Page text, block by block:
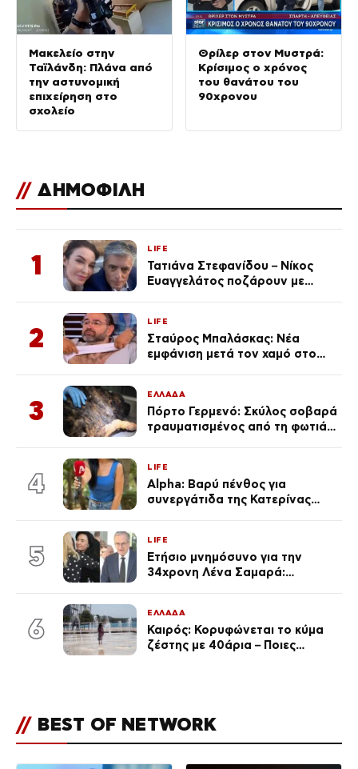
Μακελείο στην
Ταϊλάνδη: Πλάνα από
την αστυνομική
επιχείρηση στο
σχολείο
Θρίλερ στον Μυστρά:
Κρίσιμος ο χρόνος
του θανάτου του
90χρονου
// ΔΗΜΟΦΙΛΗ
1
LIFE
Τατιάνα Στεφανίδου – Νίκος
Ευαγγελάτος ποζάρουν με
2
LIFE
Σταύρος Μπαλάσκας: Νέα
εμφάνιση μετά τον χαμό στο
3
ΕΛΛΑΔΑ
Πόρτο Γερμενό: Σκύλος σοβαρά
τραυματισμένος από τη φωτιά
4
LIFE
Alpha: Βαρύ πένθος για
συνεργάτιδα της Κατερίνας
του Θεού»
5
LIFE
Ετήσιο μνημόσυνο για την
34χρονη Λένα Σαμαρά:
6
ΕΛΛΑΔΑ
Καιρός: Κορυφώνεται το κύμα
ζέστης με 40άρια – Ποιες
// BEST OF NETWORK